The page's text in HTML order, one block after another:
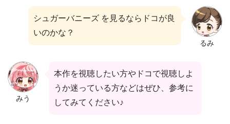
るみ
シュガーバニーズ を見るならドコが良
いのかな？
みう
本作を視聴したい方やドコで視聴しよ
うか迷っている方などはぜひ、参考に
してみてください♪